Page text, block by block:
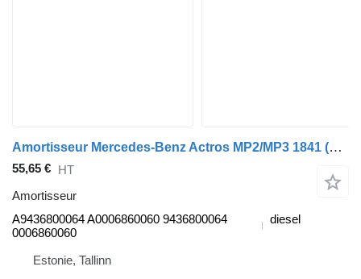
Amortisseur Mercedes-Benz Actros MP2/MP3 1841 (01.02-) A9436800064 pour tracteur routier Mercedes-Benz Actros, Axor MP1, MP2, MP3 (1996-2014)
55,65 € HT
Amortisseur
A9436800064 A0006860060 9436800064
0006860060
diesel
Estonie, Tallinn